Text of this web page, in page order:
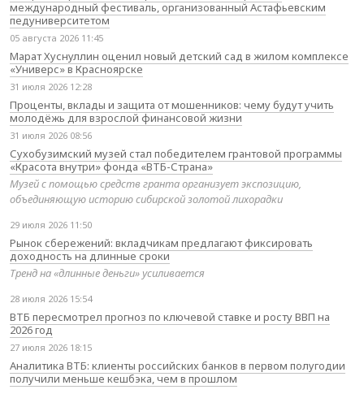
международный фестиваль, организованный Астафьевским
педуниверситетом
05 августа 2026 11:45
Марат Хуснуллин оценил новый детский сад в жилом комплексе
«Универс» в Красноярске
31 июля 2026 12:28
Проценты, вклады и защита от мошенников: чему будут учить
молодёжь для взрослой финансовой жизни
31 июля 2026 08:56
Сухобузимский музей стал победителем грантовой программы
«Красота внутри» фонда «ВТБ-Страна»
Музей с помощью средств гранта организует экспозицию,
объединяющую историю сибирской золотой лихорадки
29 июля 2026 11:50
Рынок сбережений: вкладчикам предлагают фиксировать
доходность на длинные сроки
Тренд на «длинные деньги» усиливается
28 июля 2026 15:54
ВТБ пересмотрел прогноз по ключевой ставке и росту ВВП на
2026 год
27 июля 2026 18:15
Аналитика ВТБ: клиенты российских банков в первом полугодии
получили меньше кешбэка, чем в прошлом